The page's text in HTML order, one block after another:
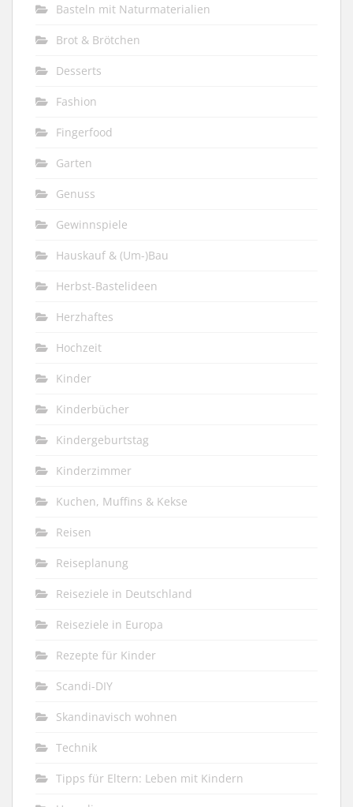
Basteln mit Naturmaterialien
Brot & Brötchen
Desserts
Fashion
Fingerfood
Garten
Genuss
Gewinnspiele
Hauskauf & (Um-)Bau
Herbst-Bastelideen
Herzhaftes
Hochzeit
Kinder
Kinderbücher
Kindergeburtstag
Kinderzimmer
Kuchen, Muffins & Kekse
Reisen
Reiseplanung
Reiseziele in Deutschland
Reiseziele in Europa
Rezepte für Kinder
Scandi-DIY
Skandinavisch wohnen
Technik
Tipps für Eltern: Leben mit Kindern